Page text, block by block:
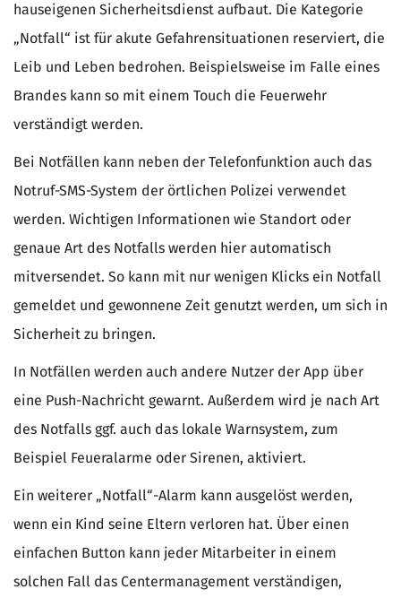
hauseigenen Sicherheitsdienst aufbaut. Die Kategorie
„Notfall“ ist für akute Gefahrensituationen reserviert, die
Leib und Leben bedrohen. Beispielsweise im Falle eines
Brandes kann so mit einem Touch die Feuerwehr
verständigt werden.
Bei Notfällen kann neben der Telefonfunktion auch das
Notruf-SMS-System der örtlichen Polizei verwendet
werden. Wichtigen Informationen wie Standort oder
genaue Art des Notfalls werden hier automatisch
mitversendet. So kann mit nur wenigen Klicks ein Notfall
gemeldet und gewonnene Zeit genutzt werden, um sich in
Sicherheit zu bringen.
In Notfällen werden auch andere Nutzer der App über
eine Push-Nachricht gewarnt. Außerdem wird je nach Art
des Notfalls ggf. auch das lokale Warnsystem, zum
Beispiel Feueralarme oder Sirenen, aktiviert.
Ein weiterer „Notfall“-Alarm kann ausgelöst werden,
wenn ein Kind seine Eltern verloren hat. Über einen
einfachen Button kann jeder Mitarbeiter in einem
solchen Fall das Centermanagement verständigen,